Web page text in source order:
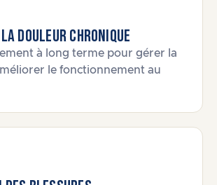
la douleur chronique
à long terme pour gérer la
le fonctionnement au